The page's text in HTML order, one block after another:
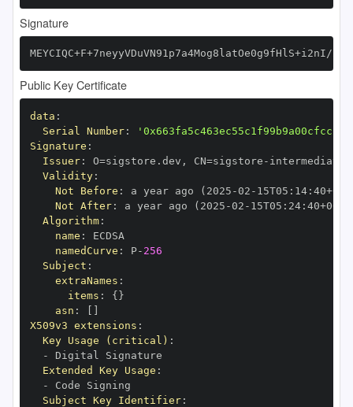
Signature
MEYCIQC+F+7neyyVDuVN91p7a4Mog8latOe0g9fHlS+i2nI/
Public Key Certificate
data :
Serial Number:
Signature :
Issuer: O=sigstore.dev , CN=sigstore -
Validity:
Not Before : a year ago (2025 -02 - 15T05 : 14: 40+00
Not After: a year ago (2025 -02 - 15T05 : 24: 40+00
Algorithm:
name :
namedCurve : P- 256
Subject :
extraNames :
items : { }
asn :
X509v3 extensions :
Key Usage (critical) :
-
Extended Key Usage :
-
Subject Key Identifier: